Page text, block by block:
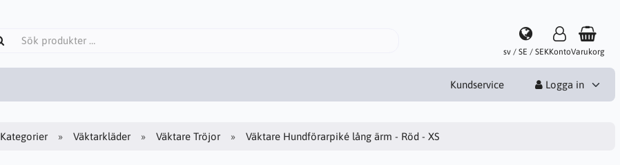
sv / SE / SEKKontoVarukorg
Kundservice Logga in
Kategorier Väktarkläder Väktare Tröjor Väktare Hundförarpiké lång ärm - Röd - XS